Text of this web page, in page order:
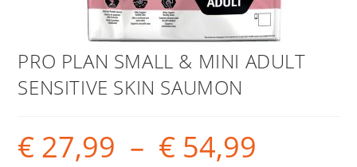
PRO PLAN SMALL & MINI ADULT
SENSITIVE SKIN SAUMON
€ 27,99 – € 54,99